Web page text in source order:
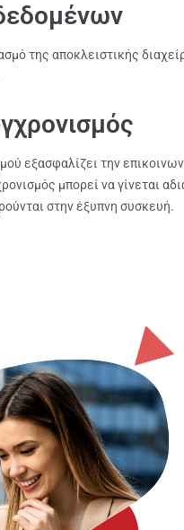
της αποκλειστικής
εξασφαλίζει την
μπορεί να γίνεται
στην έξυπνη συσκευή.